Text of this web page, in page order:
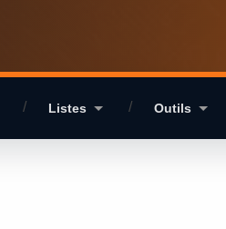
Listes Outils